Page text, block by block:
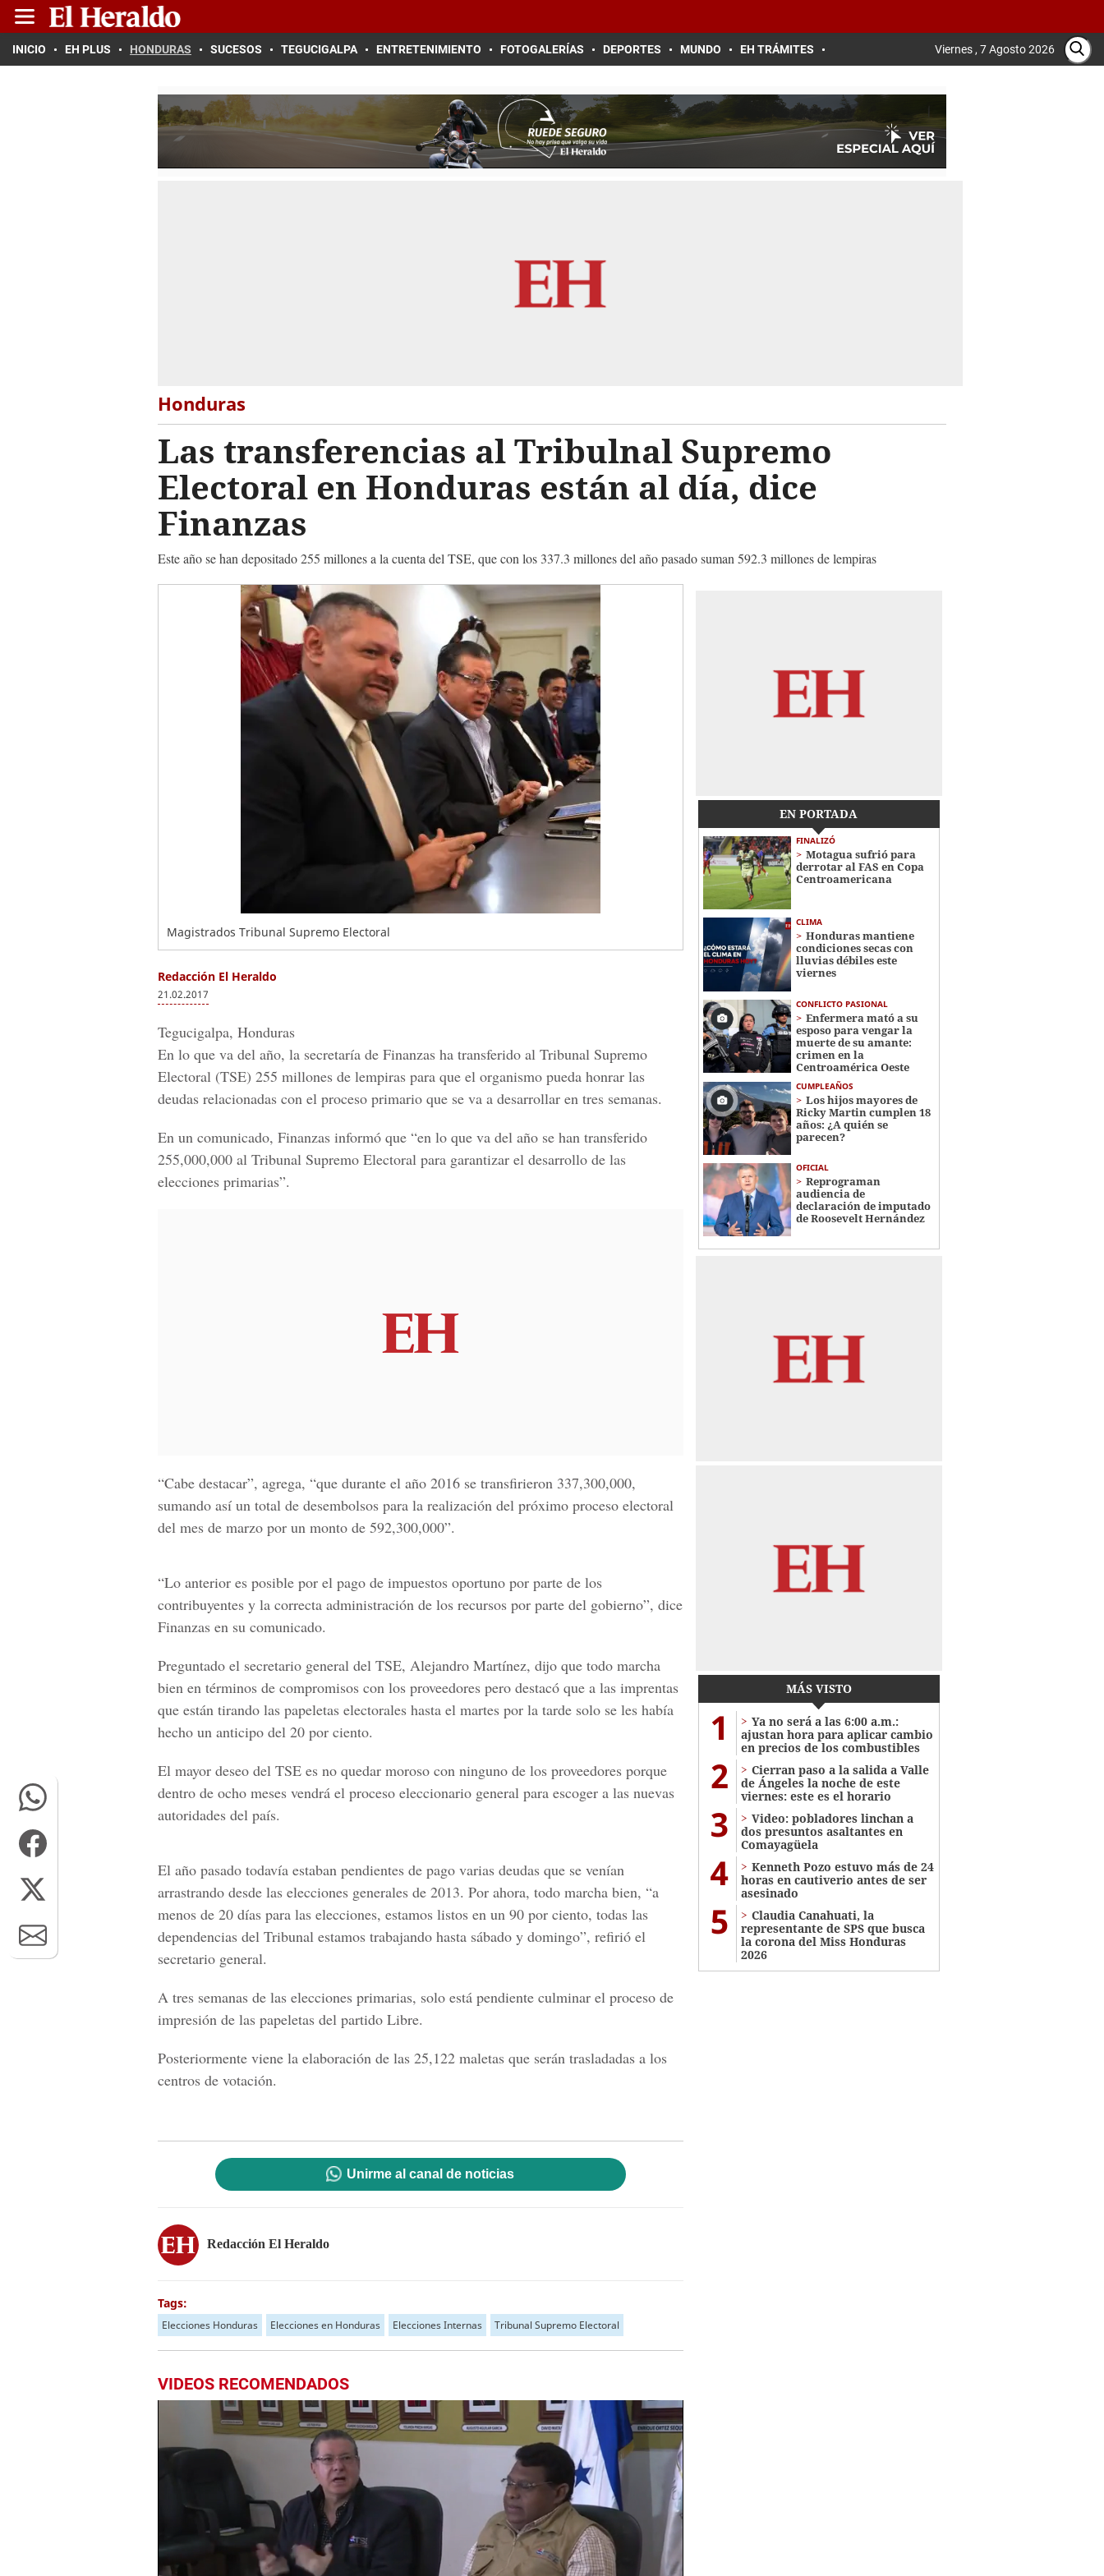
INICIO EH PLUS HONDURAS SUCESOS TEGUCIGALPA ENTRETENIMIENTO FOTOGALERÍAS DEPORTES MUNDO EH TRÁMITES Viernes , 7 Agosto 2026
Honduras
Las transferencias al Tribulnal Supremo
Electoral en Honduras están al día, dice
Finanzas
Este año se han depositado 255 millones a la cuenta del TSE, que con los 337.3 millones del año pasado suman 592.3 millones de lempiras
Magistrados Tribunal Supremo Electoral
Redacción El Heraldo
21.02.2017
Tegucigalpa, Honduras
En lo que va del año, la secretaría de Finanzas ha transferido al Tribunal Supremo
Electoral (TSE) 255 millones de lempiras para que el organismo pueda honrar las
deudas relacionadas con el proceso primario que se va a desarrollar en tres semanas.
En un comunicado, Finanzas informó que “en lo que va del año se han transferido
255,000,000 al Tribunal Supremo Electoral para garantizar el desarrollo de las
elecciones primarias”.
“Cabe destacar”, agrega, “que durante el año 2016 se transfirieron 337,300,000,
sumando así un total de desembolsos para la realización del próximo proceso electoral
del mes de marzo por un monto de 592,300,000”.
“Lo anterior es posible por el pago de impuestos oportuno por parte de los
contribuyentes y la correcta administración de los recursos por parte del gobierno”, dice
Finanzas en su comunicado.
Preguntado el secretario general del TSE, Alejandro Martínez, dijo que todo marcha
bien en términos de compromisos con los proveedores pero destacó que a las imprentas
que están tirando las papeletas electorales hasta el martes por la tarde solo se les había
hecho un anticipo del 20 por ciento.
El mayor deseo del TSE es no quedar moroso con ninguno de los proveedores porque
dentro de ocho meses vendrá el proceso eleccionario general para escoger a las nuevas
autoridades del país.
El año pasado todavía estaban pendientes de pago varias deudas que se venían
arrastrando desde las elecciones generales de 2013. Por ahora, todo marcha bien, “a
menos de 20 días para las elecciones, estamos listos en un 90 por ciento, todas las
dependencias del Tribunal estamos trabajando hasta sábado y domingo”, refirió el
secretario general.
A tres semanas de las elecciones primarias, solo está pendiente culminar el proceso de
impresión de las papeletas del partido Libre.
Posteriormente viene la elaboración de las 25,122 maletas que serán trasladadas a los
centros de votación.
Unirme al canal de noticias
Redacción El Heraldo
Tags:
Elecciones Honduras Elecciones en Honduras Elecciones Internas Tribunal Supremo Electoral
VIDEOS RECOMENDADOS
EN PORTADA
FINALIZÓ
Motagua sufrió para
derrotar al FAS en Copa
Centroamericana
CLIMA
Honduras mantiene
condiciones secas con
lluvias débiles este
viernes
CONFLICTO PASIONAL
Enfermera mató a su
esposo para vengar la
muerte de su amante:
crimen en la
Centroamérica Oeste
CUMPLEAÑOS
Los hijos mayores de
Ricky Martin cumplen 18
años: ¿A quién se
parecen?
OFICIAL
Reprograman
audiencia de
declaración de imputado
de Roosevelt Hernández
MÁS VISTO
1
Ya no será a las 6:00 a.m.:
ajustan hora para aplicar cambio
en precios de los combustibles
2
Cierran paso a la salida a Valle
de Ángeles la noche de este
viernes: este es el horario
3
Video: pobladores linchan a
dos presuntos asaltantes en
Comayagüela
4
Kenneth Pozo estuvo más de 24
horas en cautiverio antes de ser
asesinado
5
Claudia Canahuati, la
representante de SPS que busca
la corona del Miss Honduras
2026